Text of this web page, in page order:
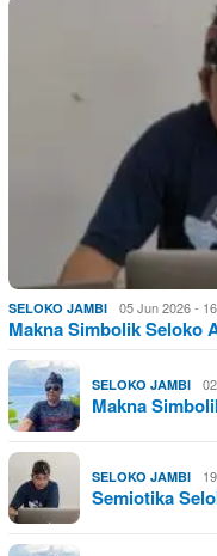
SELOKO JAMBI 05 Jun 2026 -
Makna Simbolik Seloko
SELOKO JAMBI
Makna
SELOKO JAMBI
Semiotika